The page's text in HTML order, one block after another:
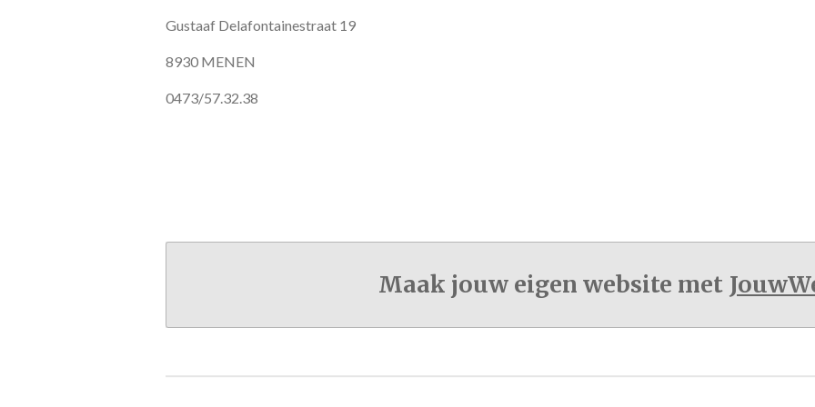
Gustaaf Delafontainestraat 19
8930 MENEN
0473/57.32.38
Maak jouw eigen website met